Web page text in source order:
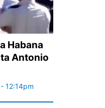
Habana
Antonio
12:14pm